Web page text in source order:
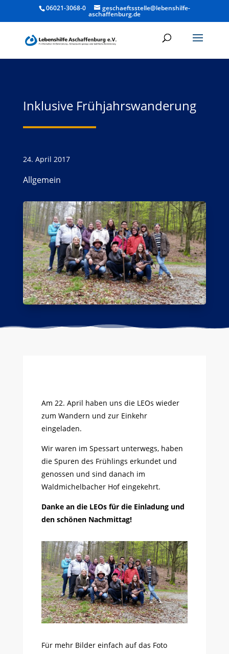
06021-3068-0 geschaeftsstelle@lebenshilfe-
aschaffenburg.de
Inklusive Frühjahrswanderung
24. April 2017
Allgemein
Am 22. April haben uns die LEOs wieder
zum Wandern und zur Einkehr
eingeladen.
Wir waren im Spessart unterwegs, haben
die Spuren des Frühlings erkundet und
genossen und sind danach im
Waldmichelbacher Hof eingekehrt.
Danke an die LEOs für die Einladung und
den schönen Nachmittag!
Für mehr Bilder einfach auf das Foto